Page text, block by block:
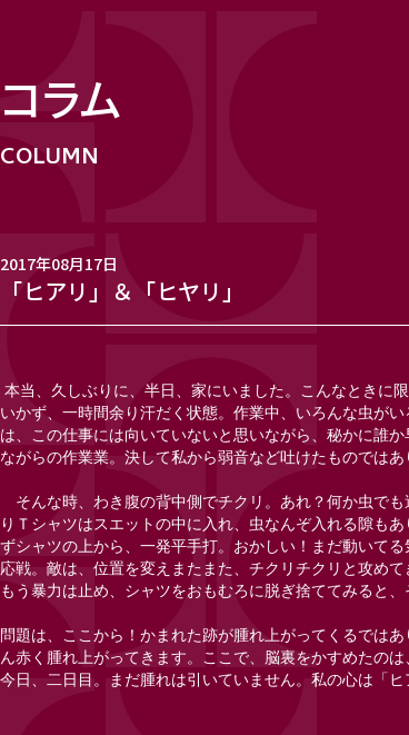
コラム
「ヒアリ」＆「ヒヤリ」
2017年08月17日
本当、久しぶりに、半日、家にいました。こんなときに
いかず、一時間余り汗だく状態。作業中、いろんな虫が
は、この仕事には向いていないと思いながら、秘かに誰
ながらの作業業。決して私から弱音など吐けたものでは
そんな時、わき腹の背中側でチクリ。あれ？何か虫で
りＴシャツはスエットの中に入れ、虫なんぞ入れる隙も
ずシャツの上から、一発平手打。おかしい！まだ動いて
応戦。敵は、位置を変えまたまた、チクリチクリと攻めて
もう暴力は止め、シャツをおもむろに脱ぎ捨ててみると
問題は、ここから！かまれた跡が腫れ上がってくるでは
ん赤く腫れ上がってきます。ここで、脳裏をかすめた
今日、二日目。まだ腫れは引いていません。私の心は「ヒ
橋本 良